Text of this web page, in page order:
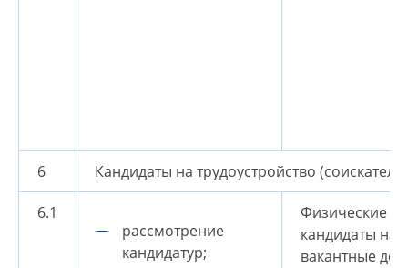
6 Кандидаты на трудоустройство (соискатели)
6.1
рассмотрение
кандидатур;
Физические
кандидаты на
вакантные